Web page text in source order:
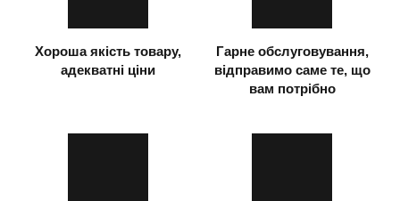
Хороша якість товару,
адекватні ціни
Гарне обслуговування,
відправимо саме те, що
вам потрібно